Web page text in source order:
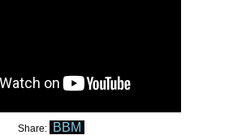
Share: BBM